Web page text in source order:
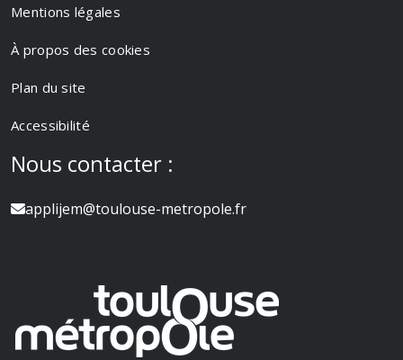
Mentions légales
À propos des cookies
Plan du site
Accessibilité
Nous contacter :
applijem@toulouse-metropole.fr